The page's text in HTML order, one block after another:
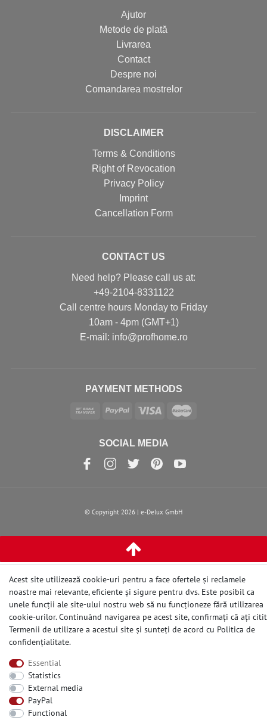
Ajutor
Metode de plată
Livrarea
Contact
Despre noi
Comandarea mostrelor
DISCLAIMER
Terms & Conditions
Right of Revocation
Privacy Policy
Imprint
Cancellation Form
CONTACT US
Need help? Please call us at:
+49-2104-8331122
Call centre hours Monday to Friday
10am - 4pm (GMT+1)
Е-mail: info@profhome.ro
PAYMENT METHODS
SOCIAL MEDIA
© Copyright 2026 | e-Delux GmbH
Acest site utilizează cookie-uri pentru a face ofertele și reclamele
noastre mai relevante, eficiente și sigure pentru dvs. Este posibil ca
unele funcții ale site-ului nostru web să nu funcționeze fără utilizarea
cookie-urilor. Continuând navigarea pe acest site, confirmați că ați citit
Termenii de utilizare a acestui site și sunteți de acord cu Politica de
confidențialitate.
Essential
Statistics
External media
PayPal
Functional